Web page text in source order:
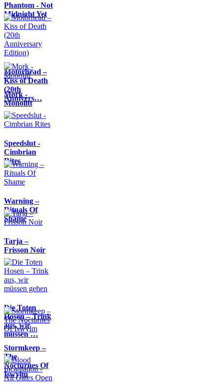
Phantom - Not
Midnight Yet
Motörhead –
Kiss of Death
(20th
Annivers…
Mork -
Monolitt
Speedslut -
Cimbrian
Rites
Warning –
Rituals Of
Shame
Tarja –
Frisson Noir
Die Toten
Hosen – Trink
aus, wir
müssen …
Stormkeep –
The
Nocturnes Of
Iswylm